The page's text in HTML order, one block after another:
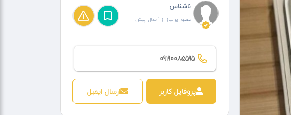
ناشناس
عضو ایرانیاز از 1 سال پیش
09190085595
پروفایل کاربر ارسال ایمیل